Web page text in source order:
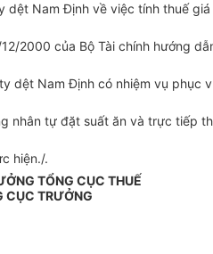
Nam Định về việc tính thuế
2000 của Bộ Tài chính hướng
dệt Nam Định có nhiệm vụ
nhân tự đặt suất ăn và trực tiếp
hiện./.
TỔNG CỤC THUẾ
CỤC TRƯỞNG